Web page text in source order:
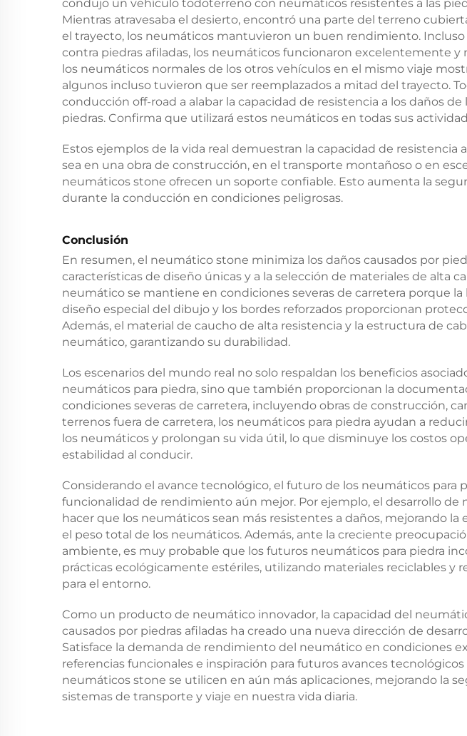
condujo un vehículo todoterreno con neumáticos resistentes a las
Mientras atravesaba el desierto, encontró una parte del terreno
el trayecto, los neumáticos mantuvieron un buen rendimiento.
contra piedras afiladas, los neumáticos funcionaron excelentemente y
los neumáticos normales de los otros vehículos en el mismo viaje
algunos incluso tuvieron que ser reemplazados a mitad del trayecto.
conducción off-road a alabar la capacidad de resistencia a los daños
piedras. Confirma que utilizará estos neumáticos en todas sus
Estos ejemplos de la vida real demuestran la capacidad de resistencia
sea en una obra de construcción, en el transporte montañoso o en
neumáticos stone ofrecen un soporte confiable. Esto aumenta la
durante la conducción en condiciones peligrosas.
Conclusión
En resumen, el neumático stone minimiza los daños causados por
características de diseño únicas y a la selección de materiales de alta
neumático se mantiene en condiciones severas de carretera porque
diseño especial del dibujo y los bordes reforzados proporcionan
Además, el material de caucho de alta resistencia y la estructura de
neumático, garantizando su durabilidad.
Los escenarios del mundo real no solo respaldan los beneficios
neumáticos para piedra, sino que también proporcionan la
condiciones severas de carretera, incluyendo obras de construcción,
terrenos fuera de carretera, los neumáticos para piedra ayudan a
los neumáticos y prolongan su vida útil, lo que disminuye los costos
estabilidad al conducir.
Considerando el avance tecnológico, el futuro de los neumáticos para
funcionalidad de rendimiento aún mejor. Por ejemplo, el desarrollo de
hacer que los neumáticos sean más resistentes a daños, mejorando
el peso total de los neumáticos. Además, ante la creciente
ambiente, es muy probable que los futuros neumáticos para piedra
prácticas ecológicamente estériles, utilizando materiales reciclables y
para el entorno.
Como un producto de neumático innovador, la capacidad del
causados por piedras afiladas ha creado una nueva dirección de
Satisface la demanda de rendimiento del neumático en condiciones
referencias funcionales e inspiración para futuros avances
neumáticos stone se utilicen en aún más aplicaciones, mejorando la
sistemas de transporte y viaje en nuestra vida diaria.